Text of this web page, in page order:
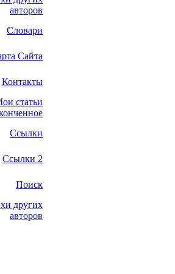
авторов
Словари
Сайта
Контакты
статьи
Ссылки
Ссылки 2
Поиск
других
авторов